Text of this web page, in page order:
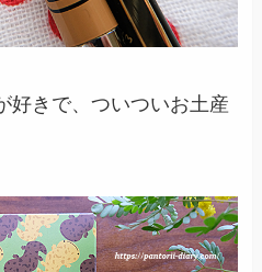
好きで、ついついお土産